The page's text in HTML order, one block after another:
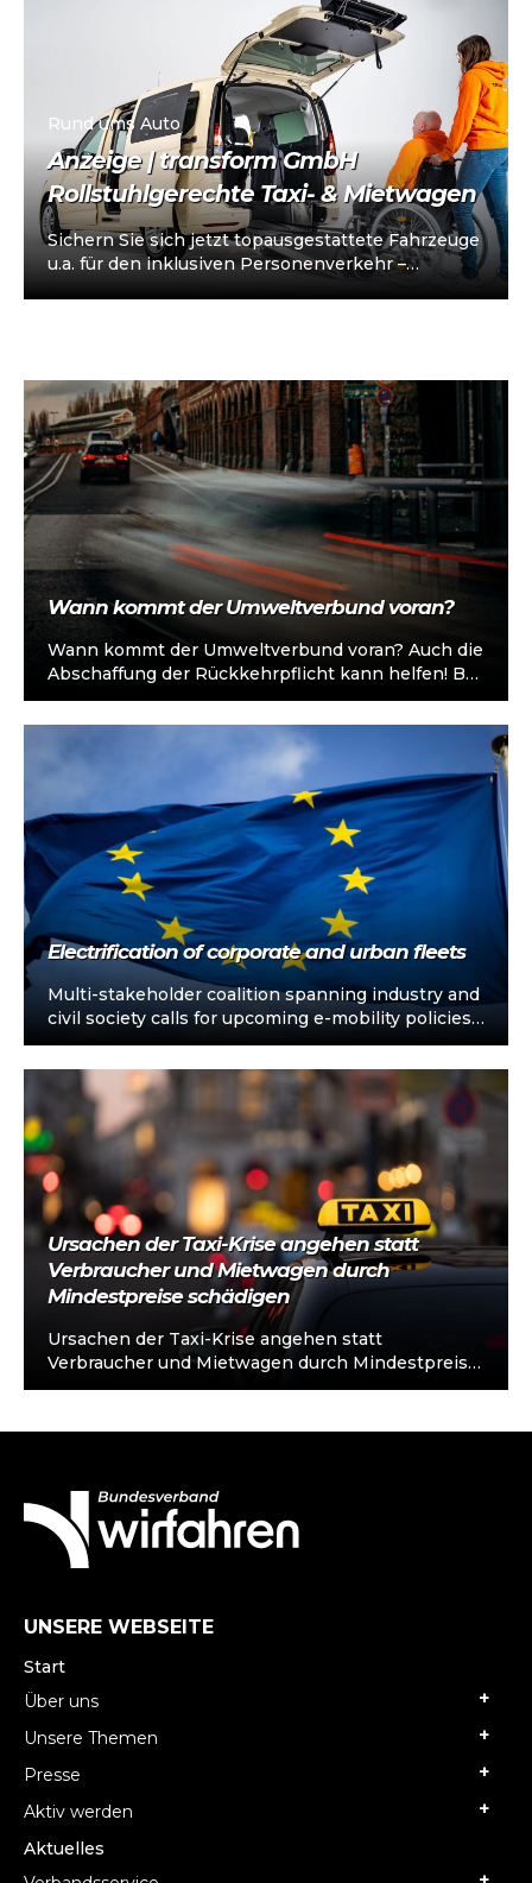
Rund ums Auto
Anzeige | transform GmbH
Rollstuhlgerechte Taxi- & Mietwagen
Sichern Sie sich jetzt topausgestattete Fahrzeuge
u.a. für den inklusiven Personenverkehr –
Wann kommt der Umweltverbund voran?
Wann kommt der Umweltverbund voran? Auch die
Abschaffung der Rückkehrpflicht kann helfen! Bei
der Aufteilung der Verkehrsleistung in
Deutschland werden…
Electrification of corporate and urban fleets
Multi-stakeholder coalition spanning industry and
civil society calls for upcoming e-mobility policies
to support electrification of corporate and urban
fleets…
Ursachen der Taxi-Krise angehen statt
Verbraucher und Mietwagen durch
Mindestpreise schädigen
Ursachen der Taxi-Krise angehen statt
Verbraucher und Mietwagen durch Mindestpreise
schädigen Hamburg, 30. Juni 2025. Zum
UNSERE WEBSEITE
Start
Über uns
Unsere Themen
Presse
Aktiv werden
Aktuelles